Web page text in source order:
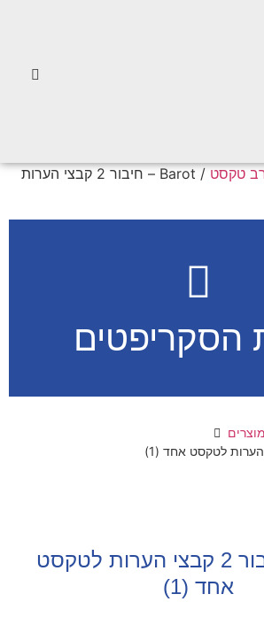
טקסט
/ Barot – חיבור 2 קבצי הערות
הסקריפטים
מוצרים
Barot – חיבור 2 קבצי הערות לטקסט
אחד (1)